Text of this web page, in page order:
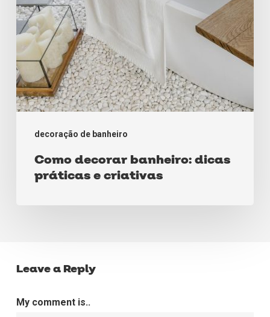
decoração de banheiro
Como decorar banheiro: dicas
práticas e criativas
Leave a Reply
My comment is..